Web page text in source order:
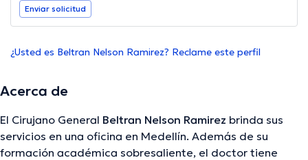
Enviar solicitud
¿Usted es Beltran Nelson Ramirez? Reclame este perfil
Acerca de
El Cirujano General Beltran Nelson Ramirez brinda sus
servicios en una oficina en Medellín. Además de su
formación académica sobresaliente, el doctor tiene